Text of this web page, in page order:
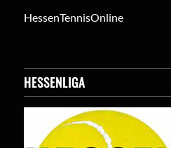
HessenTennisOnline
HESSENLIGA